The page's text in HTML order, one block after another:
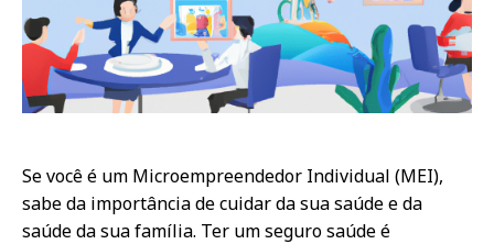
Se você é um Microempreendedor Individual (MEI),
sabe da importância de cuidar da sua saúde e da
saúde da sua família. Ter um seguro saúde é